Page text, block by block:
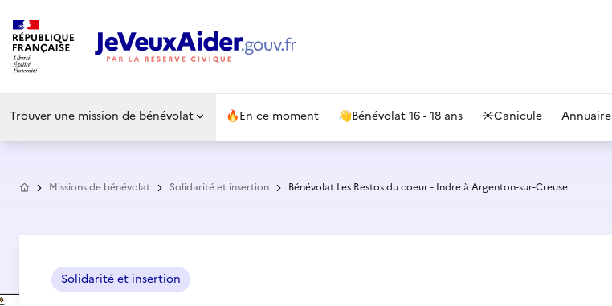
Trouver une mission de bénévolat 🔥En ce moment 👋Bénévolat 16 - 18 ans ☀️Canicule Annuaire
AccueilMissions de bénévolat Solidarité et insertion Bénévolat Les Restos du coeur - Indre à Argenton-sur-Creuse
Solidarité et insertion